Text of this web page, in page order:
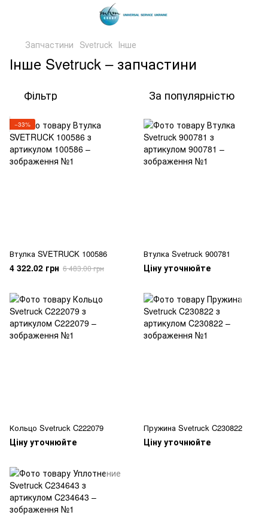
Запчастини Svetruck Інше
Інше Svetruck – запчастини
Фільтр За популярністю
−33%
Втулка SVETRUCK 100586
4 322.02 грн 6 483.00 грн
Втулка Svetruck 900781
Ціну уточнюйте
Кольцо Svetruck C222079
Ціну уточнюйте
Пружина Svetruck C230822
Ціну уточнюйте